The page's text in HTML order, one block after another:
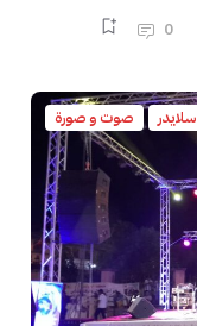
0
سلايدر صوت و صورة